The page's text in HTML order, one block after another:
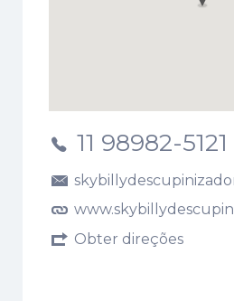
11 98982-5121
Obter direções